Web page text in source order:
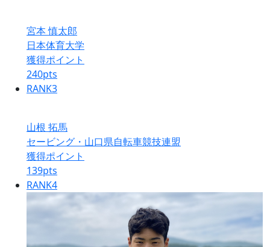
宮本 慎太郎
日本体育大学
獲得ポイント
240pts
RANK3
山根 拓馬
セービング・山口県自転車競技連盟
獲得ポイント
139pts
RANK4